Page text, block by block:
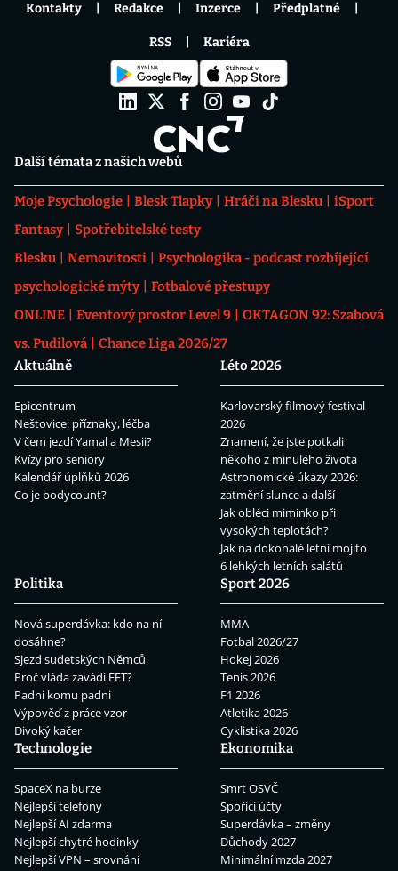
Další témata z našich webů
Moje Psychologie Blesk Tlapky Hráči na Blesku
iSport
Fantasy
Spotřebitelské testy
Blesku
Nemovitosti
Psychologika - podcast rozbíjející
psychologické mýty
Fotbalové přestupy
ONLINE
Eventový prostor Level 9
OKTAGON 92: Szabová
vs. Pudilová
Chance Liga 2026/27
Aktuálně
Epicentrum
Neštovice: příznaky, léčba
V čem jezdí Yamal a Mesii?
Kvízy pro seniory
Kalendář úplňků 2026
Co je bodycount?
Léto 2026
Karlovarský filmový festival
2026
Znamení, že jste potkali
někoho z minulého života
Astronomické úkazy 2026:
zatmění slunce a další
Jak obléci miminko při
vysokých teplotách?
Jak na dokonalé letní mojito
6 lehkých letních salátů
Politika
Nová superdávka: kdo na ní
dosáhne?
Sjezd sudetských Němců
Proč vláda zavádí EET?
Padni komu padni
Výpověď z práce vzor
Divoký kačer
Sport 2026
MMA
Fotbal 2026/27
Hokej 2026
Tenis 2026
F1 2026
Atletika 2026
Cyklistika 2026
Technologie
SpaceX na burze
Nejlepší telefony
Nejlepší AI zdarma
Nejlepší chytré hodinky
Nejlepší VPN – srovnání
Ekonomika
Smrt OSVČ
Spořicí účty
Superdávka – změny
Důchody 2027
Minimální mzda 2027
Kontakty Redakce Inzerce Předplatné
RSS Kariéra